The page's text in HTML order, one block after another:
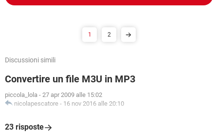
1 2
Discussioni simili
Convertire un file M3U in MP3
piccola_lola - 27 apr 2009 alle 15:02
nicolapescatore - 16 nov 2016 alle 20:10
23 risposte